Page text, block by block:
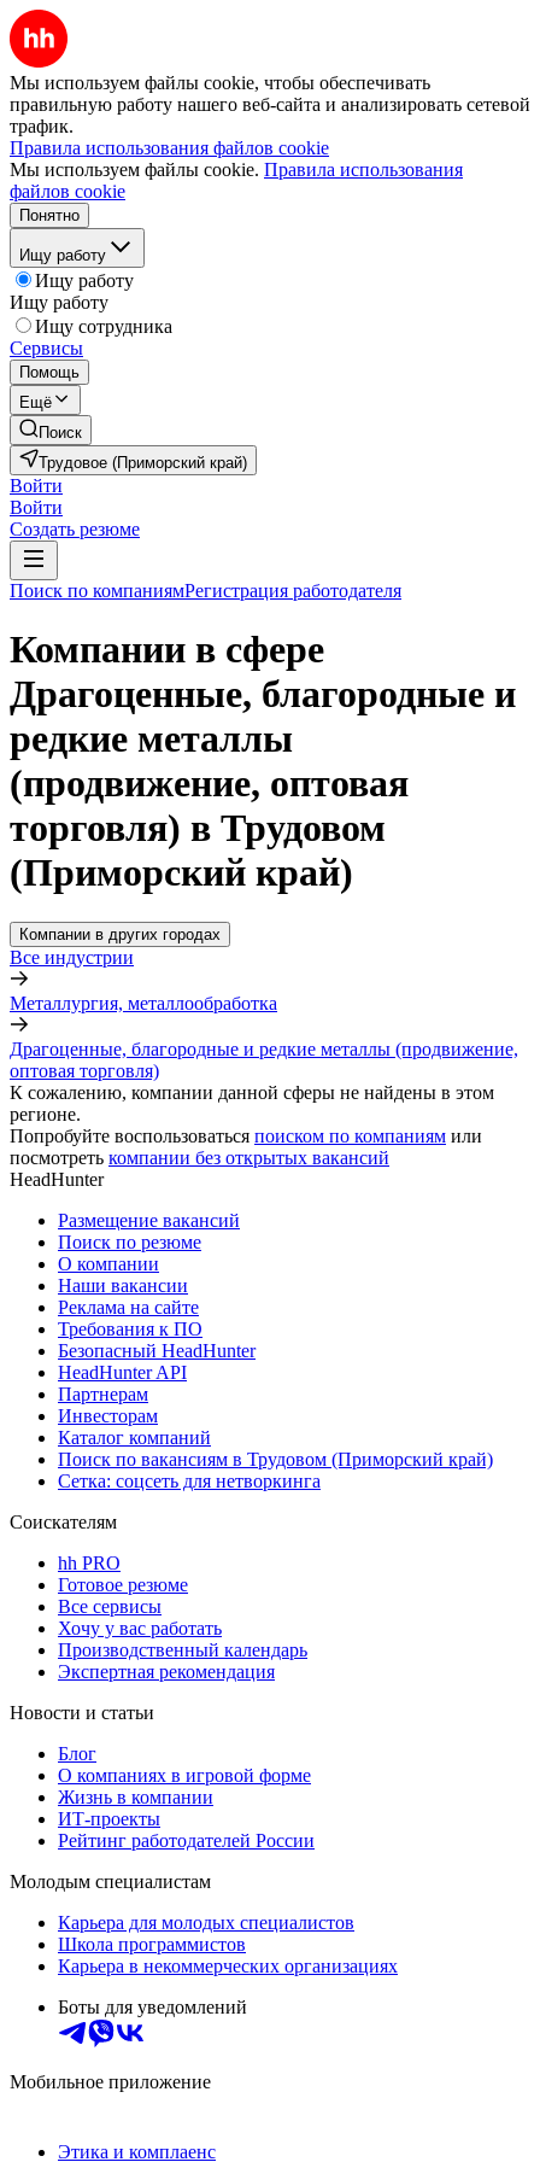
Мы используем файлы cookie, чтобы обеспечивать
правильную работу нашего веб-сайта и анализировать сетевой
трафик.
Правила использования файлов cookie
Мы используем файлы cookie. Правила использования
файлов cookie
Понятно
Ищу работу
Ищу работу
Ищу работу
Ищу сотрудника
Сервисы
Помощь
Ещё
Поиск
Трудовое (Приморский край)
Войти
Войти
Создать резюме
Поиск по компаниямРегистрация работодателя
Компании в сфере
Драгоценные, благородные и
редкие металлы
(продвижение, оптовая
торговля) в Трудовом
(Приморский край)
Компании в других городах
Все индустрии
Металлургия, металлообработка
Драгоценные, благородные и редкие металлы (продвижение,
оптовая торговля)
К сожалению, компании данной сферы не найдены в этом
регионе.
Попробуйте воспользоваться поиском по компаниям или
посмотреть компании без открытых вакансий
HeadHunter
Размещение вакансий
Поиск по резюме
О компании
Наши вакансии
Реклама на сайте
Требования к ПО
Безопасный HeadHunter
HeadHunter API
Партнерам
Инвесторам
Каталог компаний
Поиск по вакансиям в Трудовом (Приморский край)
Сетка: соцсеть для нетворкинга
Соискателям
hh PRO
Готовое резюме
Все сервисы
Хочу у вас работать
Производственный календарь
Экспертная рекомендация
Новости и статьи
Блог
О компаниях в игровой форме
Жизнь в компании
ИТ-проекты
Рейтинг работодателей России
Молодым специалистам
Карьера для молодых специалистов
Школа программистов
Карьера в некоммерческих организациях
Боты для уведомлений
Мобильное приложение
Этика и комплаенс